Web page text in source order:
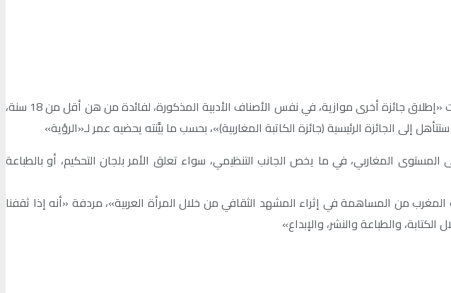
وبالرغم من كون «جائزة الكاتبة المغاربية» مفتوحة في وجه جميع الأعمار، إلّا أن رابطة كاتبات المغرب قد قررت «إطلاق جائزة أخرى موازية، في نفس الأصناف الأدبية المذكورة، لفائدة من هن أقل من 18 سنة،
الجائزة الرئيسية (جائزة الكاتبة المغاربية)»، بحسب ما بيَّنته يحضيه عمر لـ«الرؤية»
المغاربي، في ما يخص الجانب التنظيمي، سواء تعلق الأمر بلجان التحكيم، أو بالطباعة
من المساهمة في إثراء المشهد الثقافي من خلال المرأة العربية»، مردفة «أنه إذا ثقفنا
والطباعة والنشر، والإبداع»